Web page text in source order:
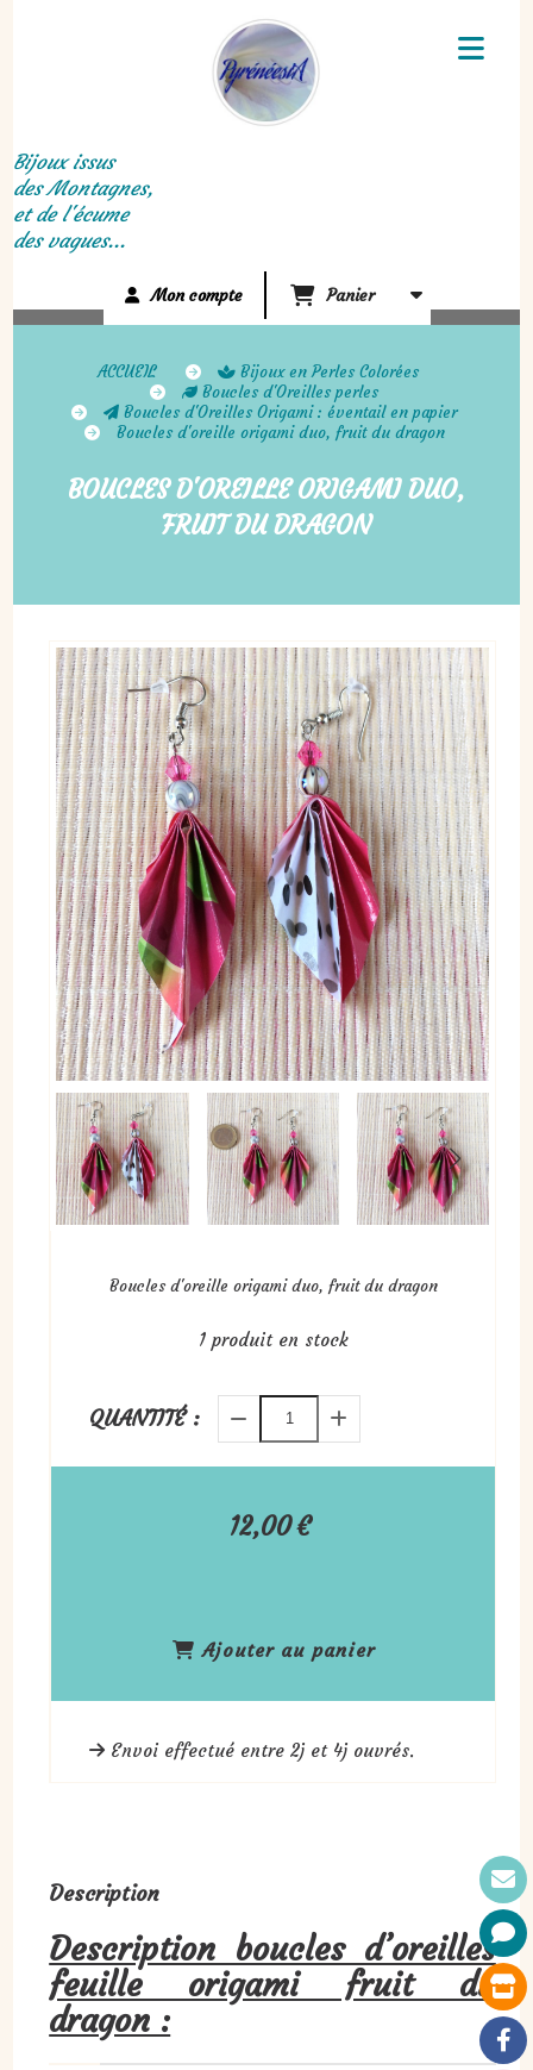
Bijoux issus
des Montagnes,
et de l'écume
des vagues...
Mon compte Panier
ACCUEIL
Bijoux en Perles Colorées
Boucles d'Oreilles perles
Boucles d'Oreilles Origami : éventail en papier
Boucles d'oreille origami duo, fruit du dragon
BOUCLES D'OREILLE ORIGAMI DUO,
FRUIT DU DRAGON
Boucles d'oreille origami duo, fruit du dragon
12,00€
1produit en stock
QUANTITÉ :
Ajouter au panier
Envoi effectué entre 2j et 4j ouvrés.
Description
Description boucles d’oreilles
feuille origami fruit du
dragon :